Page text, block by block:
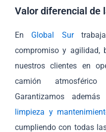
Valor diferencial de
En Global Sur
compromiso y agilidad,
nuestros clientes en
camión
Garantizamos
limpieza y
cumpliendo con todas